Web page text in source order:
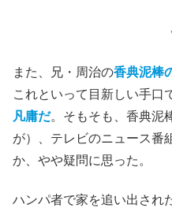
また、兄・周治の香典泥棒
これといって目新しい手口
凡庸だ。そもそも、香典泥
が）、テレビのニュース番
か、やや疑問に思った。
ハンパ者で家を追い出され